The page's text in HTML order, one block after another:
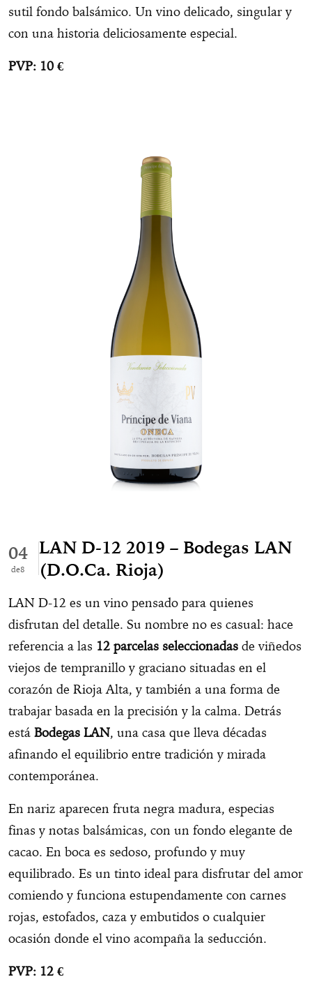
sutil fondo balsámico. Un vino delicado, singular y
con una historia deliciosamente especial.
PVP: 10 €
04
8
LAN D-12 2019 – Bodegas LAN
(D.O.Ca. Rioja)
LAN D-12 es un vino pensado para quienes
disfrutan del detalle. Su nombre no es casual: hace
referencia a las 12 parcelas seleccionadas de viñedos
viejos de tempranillo y graciano situadas en el
corazón de Rioja Alta, y también a una forma de
trabajar basada en la precisión y la calma. Detrás
está Bodegas LAN, una casa que lleva décadas
afinando el equilibrio entre tradición y mirada
contemporánea.
En nariz aparecen fruta negra madura, especias
finas y notas balsámicas, con un fondo elegante de
cacao. En boca es sedoso, profundo y muy
equilibrado. Es un tinto ideal para disfrutar del amor
comiendo y funciona estupendamente con carnes
rojas, estofados, caza y embutidos o cualquier
ocasión donde el vino acompaña la seducción.
PVP: 12 €